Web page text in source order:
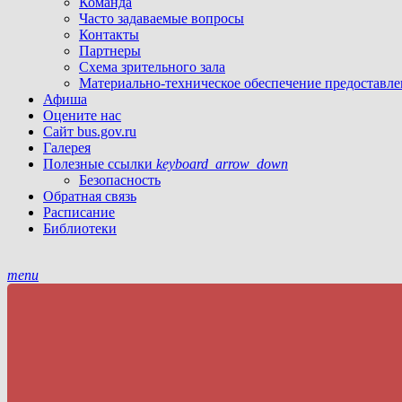
Часто задаваемые вопросы
Контакты
Партнеры
Схема зрительного зала
Материально-техническое обеспечение
Афиша
Оцените нас
Сайт bus.gov.ru
Галерея
Полезные ссылки keyboard_arrow_down
Безопасность
Обратная связь
Расписание
Библиотеки
menu